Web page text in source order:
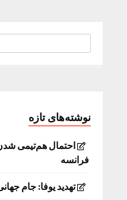
نوشته‌های تازه
احتمال هم‌تیمی
فرانسه
تهدید یوفا: جام